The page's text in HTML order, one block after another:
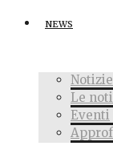
NEWS
Notizie
Le
Eventi